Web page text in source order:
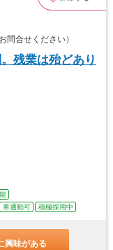
合せください）
残業は殆どあり
車通勤可 積極採用中
興味がある